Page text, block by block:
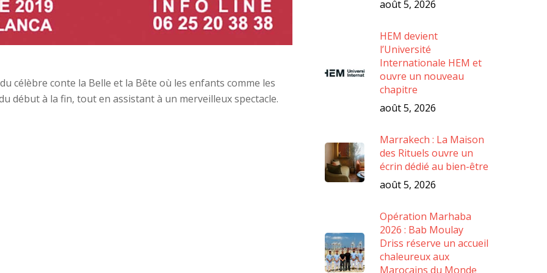
célèbre conte la Belle et la Bête où les enfants comme les
début à la fin, tout en assistant à un merveilleux spectacle.
août 5, 2026
HEM devient
l’Université
Internationale HEM et
ouvre un nouveau
chapitre
août 5, 2026
Marrakech : La Maison
des Rituels ouvre un
écrin dédié au bien-être
août 5, 2026
Opération Marhaba
2026 : Bab Moulay
Driss réserve un accueil
chaleureux aux
Marocains du Monde